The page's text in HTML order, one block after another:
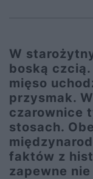
W
boską
mięso
przysmak.
czarownice
stosach.
faktów z
zapewne